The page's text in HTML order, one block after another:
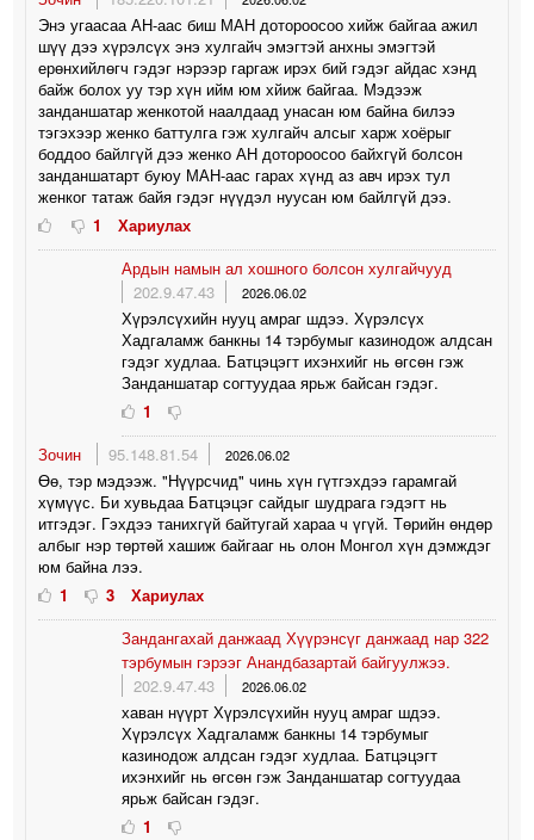
Энэ угаасаа АН-аас биш МАН дотороосоо хийж байгаа ажил
шүү дээ хүрэлсүх энэ хулгайч эмэгтэй анхны эмэгтэй
ерөнхийлөгч гэдэг нэрээр гаргаж ирэх бий гэдэг айдас хэнд
байж болох уу тэр хүн ийм юм хйиж байгаа. Мэдээж
занданшатар женкотой наалдаад унасан юм байна билээ
тэгэхээр женко баттулга гэж хулгайч алсыг харж хоёрыг
боддоо байлгүй дээ женко АН дотороосоо байхгүй болсон
занданшатарт буюу МАН-аас гарах хүнд аз авч ирэх тул
женког татаж байя гэдэг нүүдэл нуусан юм байлгүй дээ.
1
Хариулах
Ардын намын ал хошного болсон хулгайчууд
202.9.47.43
2026.06.02
Хүрэлсүхийн нууц амраг шдээ. Хүрэлсүх
Хадгаламж банкны 14 тэрбумыг казинодож алдсан
гэдэг худлаа. Батцэцэгт ихэнхийг нь өгсөн гэж
Занданшатар согтуудаа ярьж байсан гэдэг.
1
Зочин
95.148.81.54 2026.06.02
Өө, тэр мэдээж. "Нүүрсчид" чинь хүн гүтгэхдээ гарамгай
хүмүүс. Би хувьдаа Батцэцэг сайдыг шудрага гэдэгт нь
итгэдэг. Гэхдээ танихгүй байтугай хараа ч үгүй. Төрийн өндөр
албыг нэр төртөй хашиж байгааг нь олон Монгол хүн дэмждэг
юм байна лээ.
1
3
Хариулах
Зандангахай данжаад Хүүрэнсүг данжаад нар 322
тэрбумын гэрээг Анандбазартай байгуулжээ.
202.9.47.43
2026.06.02
хаван нүүрт Хүрэлсүхийн нууц амраг шдээ.
Хүрэлсүх Хадгаламж банкны 14 тэрбумыг
казинодож алдсан гэдэг худлаа. Батцэцэгт
ихэнхийг нь өгсөн гэж Занданшатар согтуудаа
ярьж байсан гэдэг.
1